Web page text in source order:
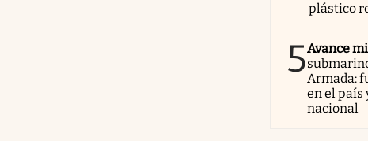
plástico
5Avance
Armada:
en el país
nacional